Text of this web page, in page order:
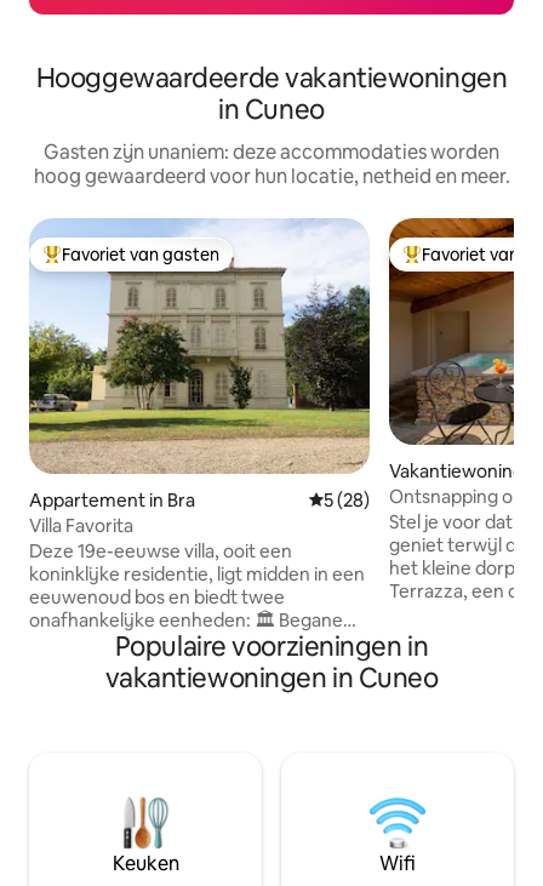
Hooggewaardeerde vakantiewoningen
in Cuneo
Gasten zijn unaniem: deze accommodaties worden
hoog gewaardeerd voor hun locatie, netheid en meer.
Topfavoriet van gasten
Favoriet van gasten
Appartement in Bra Gemiddelde beoordeling
5 (28)
Villa Favorita
Deze 19e-eeuwse villa, ooit een
koninklijke residentie, ligt midden in een
eeuwenoud bos en biedt twee
onafhankelijke eenheden: 🏛 Begane
grond van de villa met vier slaapkamers,
twee badkamers en een open keuken.
🌿 Rustiek op het platteland op twee
minuten lopen van het centrum, tussen
rust en comfort. Vintage 👑 charme,
originele details, unieke sfeer. 🌳 Ideaal
voor wie op zoek is naar ontspanning,
Topfavoriet van
Favoriet van
Vakantiewoning in
Ontsnapping op
Stel je voor dat je
geniet terwijl de
het kleine dorp in
Terrazza, een
topkwaliteit
hoogtepunt? Je
het dak. Een
samengestelde
verblijf waarbij je
bent, maar een
authentieke
Populaire voorzieningen in
vakantiewoningen in Cuneo
Keuken Wifi